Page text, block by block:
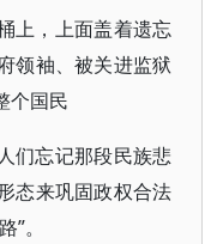
上，上面盖着遗忘
领袖、被关进监狱
个国民
们忘记那段民族悲
态来巩固政权合法
。